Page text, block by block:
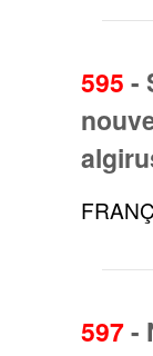
595 -
597-